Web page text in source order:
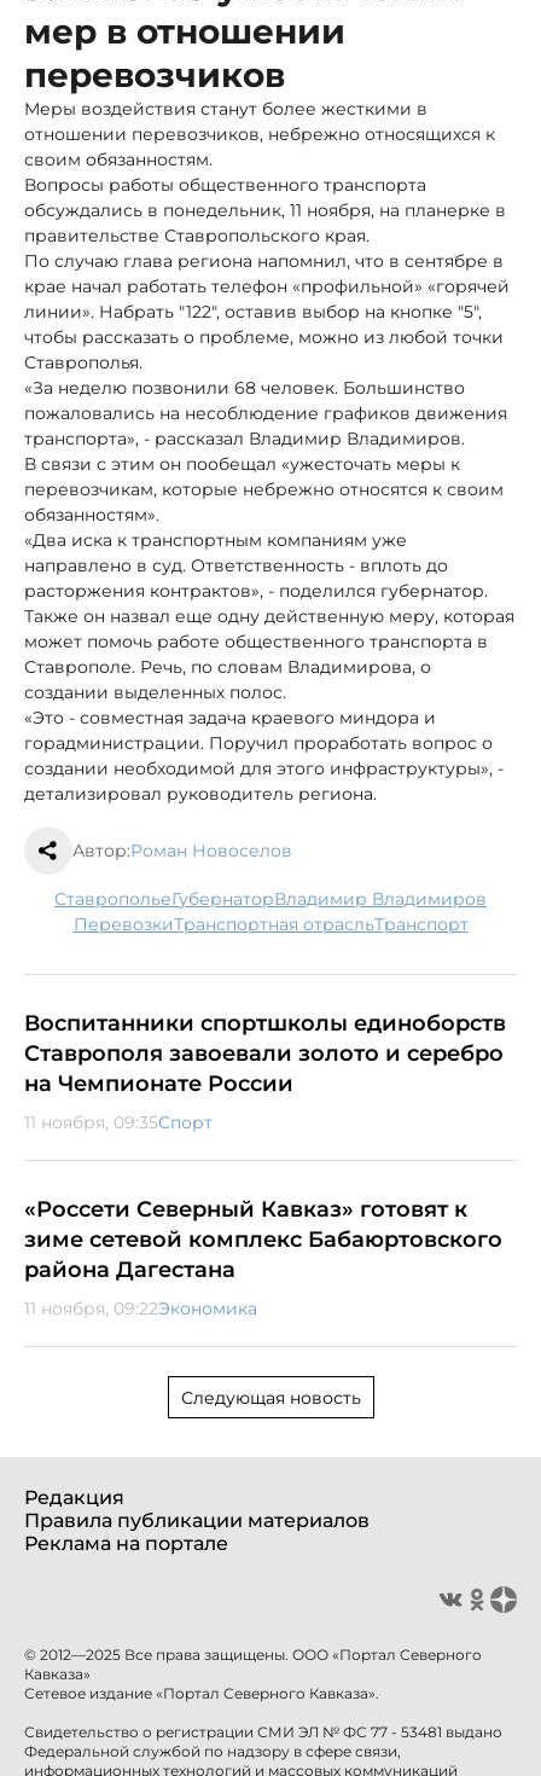
мер в отношении
перевозчиков
Меры воздействия станут более жесткими в
отношении перевозчиков, небрежно относящихся к
своим обязанностям.
Вопросы работы общественного транспорта
обсуждались в понедельник, 11 ноября, на планерке в
правительстве Ставропольского края.
По случаю глава региона напомнил, что в сентябре в
крае начал работать телефон «профильной» «горячей
линии». Набрать "122", оставив выбор на кнопке "5",
чтобы рассказать о проблеме, можно из любой точки
Ставрополья.
«За неделю позвонили 68 человек. Большинство
пожаловались на несоблюдение графиков движения
транспорта», - рассказал Владимир Владимиров.
В связи с этим он пообещал «ужесточать меры к
перевозчикам, которые небрежно относятся к своим
обязанностям».
«Два иска к транспортным компаниям уже
направлено в суд. Ответственность - вплоть до
расторжения контрактов», - поделился губернатор.
Также он назвал еще одну действенную меру, которая
может помочь работе общественного транспорта в
Ставрополе. Речь, по словам Владимирова, о
создании выделенных полос.
«Это - совместная задача краевого миндора и
горадминистрации. Поручил проработать вопрос о
создании необходимой для этого инфраструктуры», -
детализировал руководитель региона.
Автор:Роман Новоселов
Ставрополье губернатор
Владимир Владимиров
перевозки транспортная отрасль транспорт
Воспитанники спортшколы единоборств
Ставрополя завоевали золото и серебро
на Чемпионате России
11 ноября, 09:35Спорт
«Россети Северный Кавказ» готовят к
зиме сетевой комплекс Бабаюртовского
района Дагестана
11 ноября, 09:22Экономика
Следующая новость
Редакция
Правила публикации материалов
Реклама на портале
© 2012—2025 Все права защищены. ООО «Портал Северного
Кавказа»
Сетевое издание «Портал Северного Кавказа».
Свидетельство о регистрации СМИ ЭЛ № ФС 77 - 53481 выдано
Федеральной службой по надзору в сфере связи,
информационных технологий и массовых коммуникаций